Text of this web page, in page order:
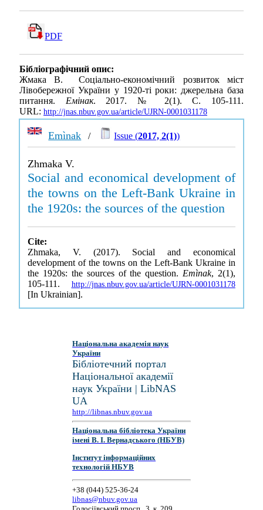
PDF
Бібліографічний опис:
Жмака В. Соціально-економічний розвиток міст
Лівобережної України у 1920-ті роки: джерельна база
питання. Емінак. 2017. № 2(1). С. 105-111.
URL: http://jnas.nbuv.gov.ua/article/UJRN-0001031178
Emìnak / Issue (2017, 2(1))
Zhmaka V.
Social and economical development of
the towns on the Left-Bank Ukraine in
the 1920s: the sources of the question
Cite:
Zhmaka, V. (2017). Social and economical
development of the towns on the Left-Bank Ukraine in
the 1920s: the sources of the question. Emìnak, 2(1),
105-111. http://jnas.nbuv.gov.ua/article/UJRN-0001031178
[In Ukrainian].
Національна академія наук
України
Бібліотечний портал
Національної академії
наук України | LibNAS
UA
http://libnas.nbuv.gov.ua
Національна бібліотека України
імені В. І. Вернадського (НБУВ)
Інститут інформаційних
технологій НБУВ
+38 (044) 525-36-24
libnas@nbuv.gov.ua